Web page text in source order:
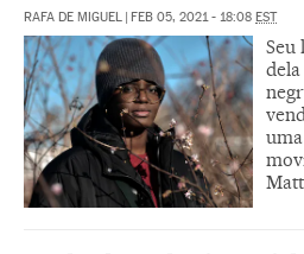
RAFA DE MIGUEL FEB 05, 2021 - 18:08 EST
Seu